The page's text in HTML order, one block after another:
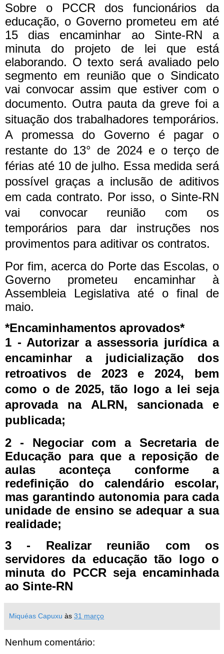
Sobre o PCCR dos funcionários da
educação, o Governo prometeu em até
15 dias encaminhar ao Sinte-RN a
minuta do projeto de lei que está
elaborando. O texto será avaliado pelo
segmento em reunião que o Sindicato
vai convocar assim que estiver com o
documento. Outra pauta da greve foi a
situação dos trabalhadores temporários.
A promessa do Governo é pagar o
restante do 13° de 2024 e o terço de
férias até 10 de julho. Essa medida será
possível graças a inclusão de aditivos
em cada contrato. Por isso, o Sinte-RN
vai convocar reunião com os
temporários para dar instruções nos
provimentos para aditivar os contratos.
Por fim, acerca do Porte das Escolas, o
Governo prometeu encaminhar à
Assembleia Legislativa até o final de
maio.
*Encaminhamentos aprovados*
1 - Autorizar a assessoria jurídica a
encaminhar a judicialização dos
retroativos de 2023 e 2024, bem
como o de 2025, tão logo a lei seja
aprovada na ALRN, sancionada e
publicada;
2 - Negociar com a Secretaria de
Educação para que a reposição de
aulas aconteça conforme a
redefinição do calendário escolar,
mas garantindo autonomia para cada
unidade de ensino se adequar a sua
realidade;
3 - Realizar reunião com os
servidores da educação tão logo o
minuta do PCCR seja encaminhada
ao Sinte-RN
Miquéas Capuxu às 31 março
Nenhum comentário: